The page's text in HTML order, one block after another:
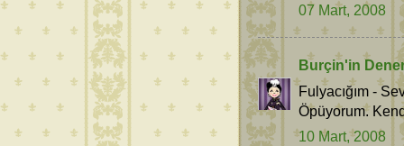
07 Mart, 2008
Burçin'in
Fulyacığım -
Öpüyorum.
10 Mart, 2008